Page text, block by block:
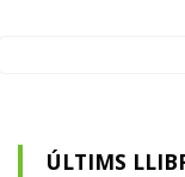
ÚLTIMS